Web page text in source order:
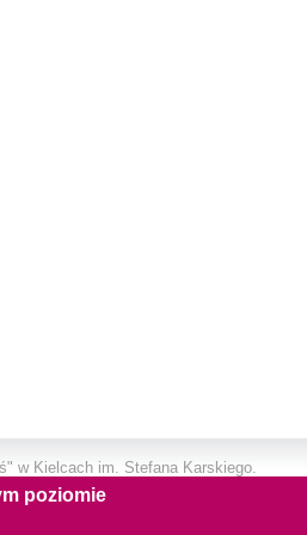
w Kielcach im. Stefana Karskiego.
dostępności
poziomie